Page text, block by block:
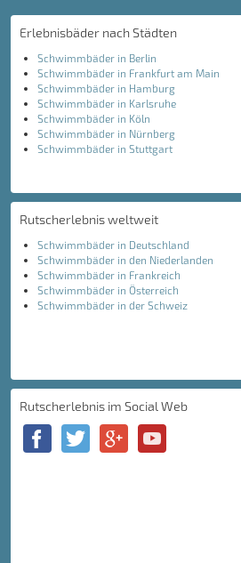
Erlebnisbäder nach Städten
Schwimmbäder in Berlin
Schwimmbäder in Frankfurt am Main
Schwimmbäder in Hamburg
Schwimmbäder in Karlsruhe
Schwimmbäder in Köln
Schwimmbäder in Nürnberg
Schwimmbäder in Stuttgart
Rutscherlebnis weltweit
Schwimmbäder in Deutschland
Schwimmbäder in den Niederlanden
Schwimmbäder in Frankreich
Schwimmbäder in Österreich
Schwimmbäder in der Schweiz
Rutscherlebnis im Social Web